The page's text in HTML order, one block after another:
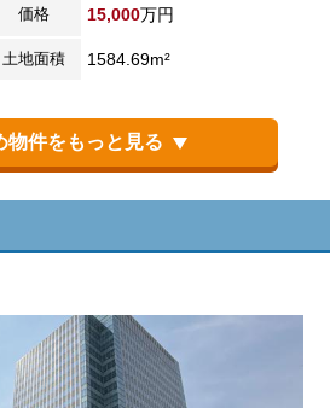
価格 15,000万円
土地面積 1584.69m²
物件をもっと見る